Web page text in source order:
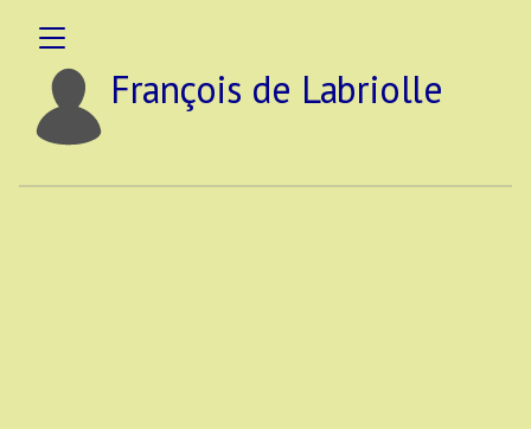
François de Labriolle